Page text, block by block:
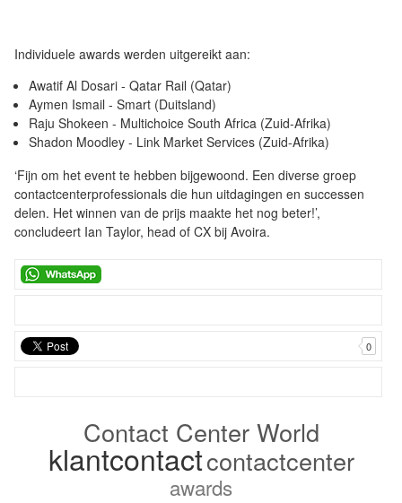
Individuele awards werden uitgereikt aan:
Awatif Al Dosari - Qatar Rail (Qatar)
Aymen Ismail - Smart (Duitsland)
Raju Shokeen - Multichoice South Africa (Zuid-Afrika)
Shadon Moodley - Link Market Services (Zuid-Afrika)
‘Fijn om het event te hebben bijgewoond. Een diverse groep
contactcenterprofessionals die hun uitdagingen en successen
delen. Het winnen van de prijs maakte het nog beter!’,
concludeert Ian Taylor, head of CX bij Avoira.
0
Contact Center World
klantcontactcontactcenter
awards